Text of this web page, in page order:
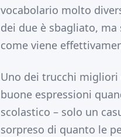
vocabolario molto
dei due è sbagliato,
come viene
Uno dei trucchi migliori
buone espressioni
scolastico – solo un
sorpreso di quanto le